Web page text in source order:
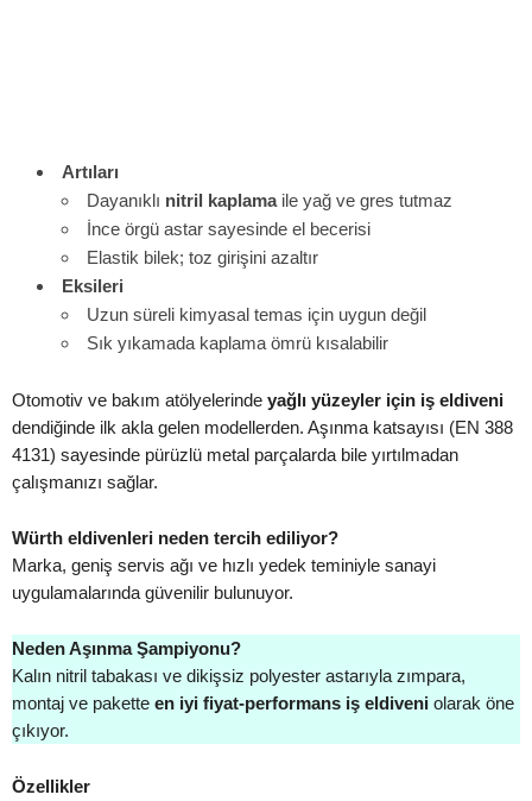
Artıları
Dayanıklı nitril kaplamaile yağ ve gres tutmaz
İnce örgü astar sayesinde el becerisi
Elastik bilek; toz girişini azaltır
Eksileri
Uzun süreli kimyasal temas için uygun değil
Sık yıkamada kaplama ömrü kısalabilir
Otomotiv ve bakım atölyelerinde yağlı yüzeyler için iş eldiveni
dendiğinde ilk akla gelen modellerden. Aşınma katsayısı (EN 388
4131) sayesinde pürüzlü metal parçalarda bile yırtılmadan
çalışmanızı sağlar.
Würth eldivenleri neden tercih ediliyor?
Marka, geniş servis ağı ve hızlı yedek teminiyle sanayi
uygulamalarında güvenilir bulunuyor.
Neden Aşınma Şampiyonu?
Kalın nitril tabakası ve dikişsiz polyester astarıyla zımpara,
montaj ve pakette en iyi fiyat-performans iş eldiveni olarak öne
çıkıyor.
Özellikler